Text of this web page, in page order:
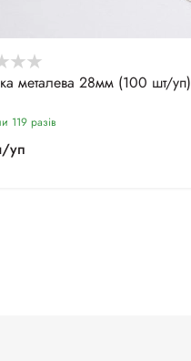
металева 28мм (100 шт/уп)
119 разiв
уп